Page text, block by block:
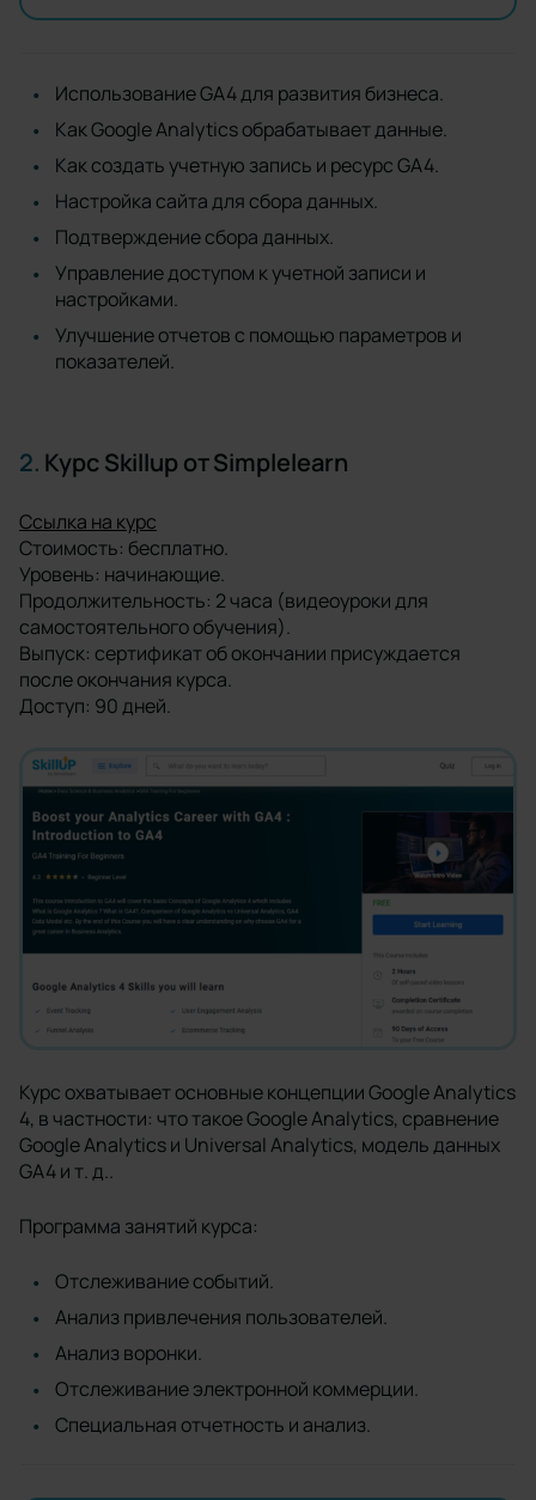
Использование GA4 для развития бизнеса.
Как Google Analytics обрабатывает данные.
Как создать учетную запись и ресурс GA4.
Настройка сайта для сбора данных.
Подтверждение сбора данных.
Управление доступом к учетной записи и
настройками.
Улучшение отчетов с помощью параметров и
показателей.
2. Курс Skillup от Simplelearn
Ссылка на курс
Стоимость: бесплатно.
Уровень: начинающие.
Продолжительность: 2 часа (видеоуроки для
самостоятельного обучения).
Выпуск: сертификат об окончании присуждается
после окончания курса.
Доступ: 90 дней.
Курс охватывает основные концепции Google Analytics
4, в частности: что такое Google Analytics, сравнение
Google Analytics и Universal Analytics, модель данных
GA4 и т. д..
Программа занятий курса:
Отслеживание событий.
Анализ привлечения пользователей.
Анализ воронки.
Отслеживание электронной коммерции.
Специальная отчетность и анализ.